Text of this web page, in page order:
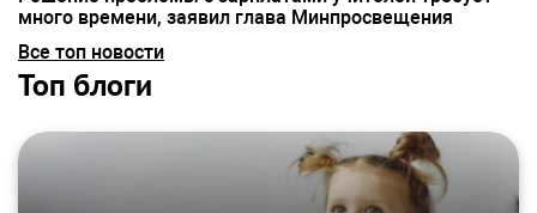
много времени, заявил глава Минпросвещения
Все топ новости
Топ блоги